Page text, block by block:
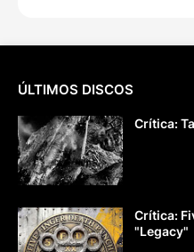
ÚLTIMOS DISCOS
Crítica:
Crítica:
"Legacy"